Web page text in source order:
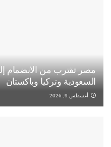
مصر تقترب من الانضمام
السعودية وتركيا وباكستان
أغسطس 9, 2026